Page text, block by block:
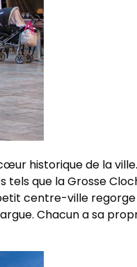
historique de la
tels que la Grosse
centre-ville
Chacun a sa